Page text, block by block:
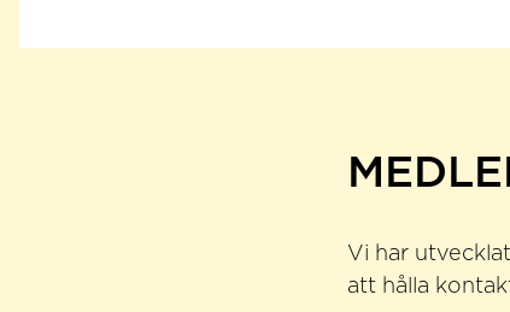
Vi har
att hålla